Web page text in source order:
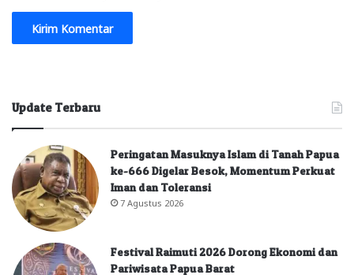
Update Terbaru
Peringatan Masuknya Islam di Tanah Papua
ke-666 Digelar Besok, Momentum Perkuat
Iman dan Toleransi
7 Agustus 2026
Festival Raimuti 2026 Dorong Ekonomi dan
Pariwisata Papua Barat